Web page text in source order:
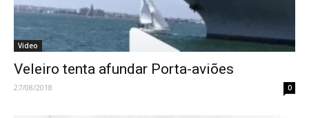
Video
Veleiro tenta afundar Porta-aviões
27/08/2018 0